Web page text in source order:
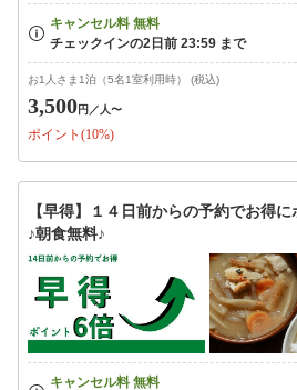
お1人さま1泊（5名1室利用時） (税込)
3,500円 ／人〜
ポイント(10%)
【早得】１４日前からの予約でお得
♪朝食無料♪